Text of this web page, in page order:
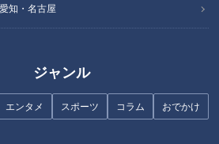
知・名古屋
ジャンル
エンタメ スポーツ コラム おでかけ
ールが3年生の男子生徒から届き、そ
かいました。